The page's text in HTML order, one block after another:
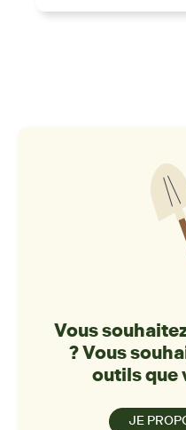
Vous
? Vous
outils que
JE